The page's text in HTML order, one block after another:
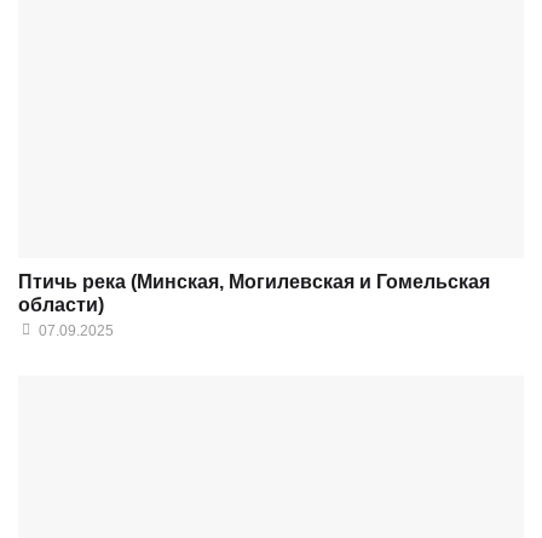
Птичь река (Минская, Могилевская и Гомельская
области)
07.09.2025